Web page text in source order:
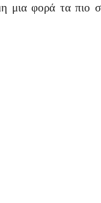
μια φορά τα πιο